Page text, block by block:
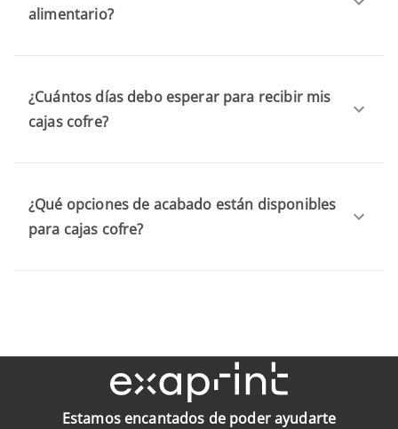
alimentario?
¿Cuántos días debo esperar para recibir mis
cajas cofre?
¿Qué opciones de acabado están disponibles
para cajas cofre?
Estamos encantados de poder ayudarte